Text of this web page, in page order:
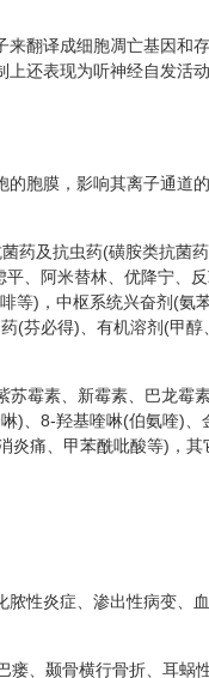
翻译成细胞凋亡基因和
还表现为听神经自发活
胞膜，影响其离子通道的
药及抗虫药(磺胺类抗菌药
、阿米替林、优降宁、
等)，中枢系统兴奋剂(氨
(芬必得)、有机溶剂(甲醇
苏霉素、新霉素、巴龙霉
)、8-羟基喹啉(伯氨喹)、
炎痛、甲苯酰吡酸等)，其
脓性炎症、渗出性病变、
、颞骨横行骨折、耳蜗性